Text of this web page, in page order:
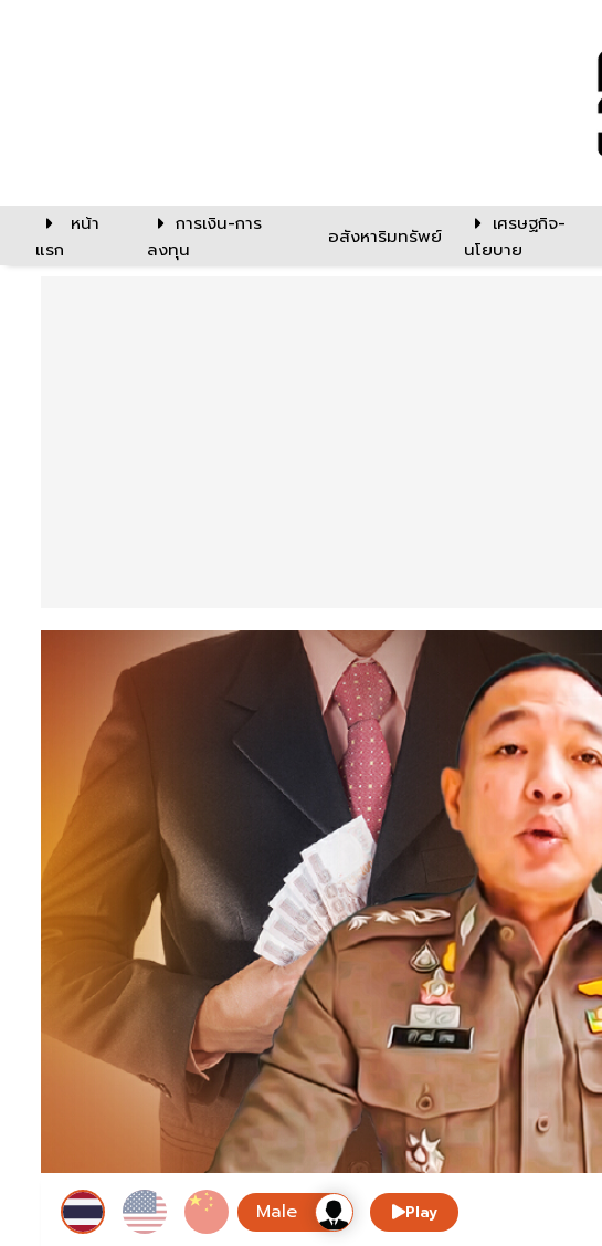
หน้า
แรก
การเงิน-การ
ลงทุน
อสังหาริมทรัพย์
เศรษฐกิจ-
นโยบาย
Play